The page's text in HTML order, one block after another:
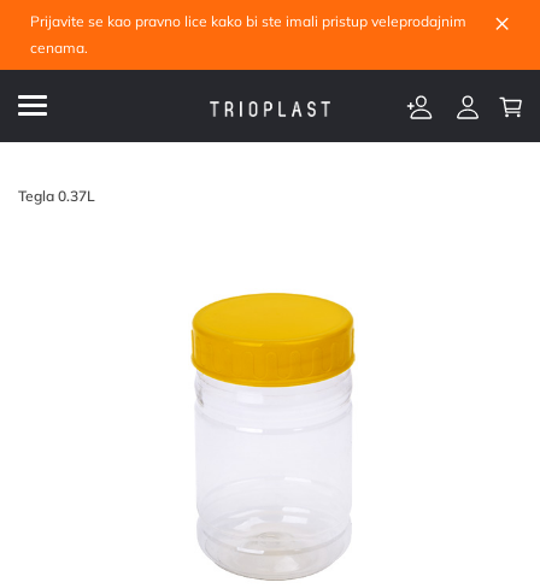
Prijavite se kao pravno lice kako bi ste imali pristup veleprodajnim
cenama.
×
Tegla 0.37L